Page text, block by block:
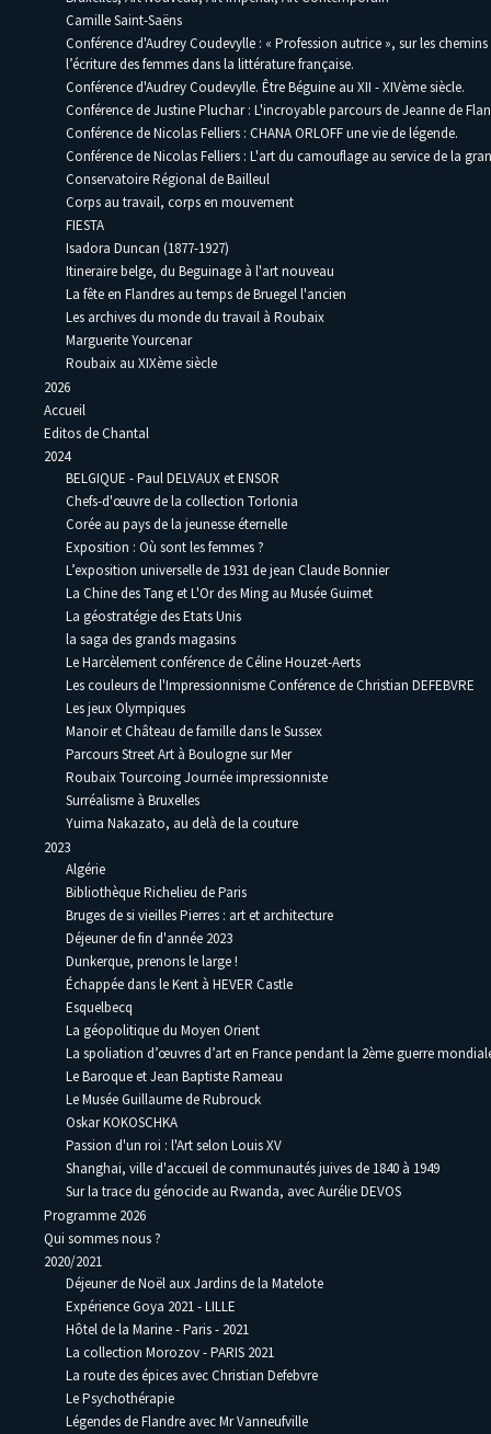
Camille Saint-Saëns
Conférence d'Audrey Coudevylle : « Profession autrice », sur les
l’écriture des femmes dans la littérature française.
Conférence d'Audrey Coudevylle. Être Béguine au XII - XIVème siècle.
Conférence de Justine Pluchar : L'incroyable parcours de Jeanne de
Conférence de Nicolas Felliers : CHANA ORLOFF une vie de légende.
Conférence de Nicolas Felliers : L'art du camouflage au service de la
Conservatoire Régional de Bailleul
Corps au travail, corps en mouvement
FIESTA
Isadora Duncan (1877-1927)
Itineraire belge, du Beguinage à l'art nouveau
La fête en Flandres au temps de Bruegel l'ancien
Les archives du monde du travail à Roubaix
Marguerite Yourcenar
Roubaix au XIXème siècle
2026
Accueil
Editos de Chantal
2024
BELGIQUE - Paul DELVAUX et ENSOR
Chefs-d'œuvre de la collection Torlonia
Corée au pays de la jeunesse éternelle
Exposition : Où sont les femmes ?
L’exposition universelle de 1931 de jean Claude Bonnier
La Chine des Tang et L'Or des Ming au Musée Guimet
La géostratégie des Etats Unis
la saga des grands magasins
Le Harcèlement conférence de Céline Houzet-Aerts
Les couleurs de l'Impressionnisme Conférence de Christian DEFEBVRE
Les jeux Olympiques
Manoir et Château de famille dans le Sussex
Parcours Street Art à Boulogne sur Mer
Roubaix Tourcoing Journée impressionniste
Surréalisme à Bruxelles
Yuima Nakazato, au delà de la couture
2023
Algérie
Bibliothèque Richelieu de Paris
Bruges de si vieilles Pierres : art et architecture
Déjeuner de fin d'année 2023
Dunkerque, prenons le large !
Échappée dans le Kent à HEVER Castle
Esquelbecq
La géopolitique du Moyen Orient
La spoliation d’œuvres d’art en France pendant la 2ème guerre
Le Baroque et Jean Baptiste Rameau
Le Musée Guillaume de Rubrouck
Oskar KOKOSCHKA
Passion d'un roi : l'Art selon Louis XV
Shanghai, ville d'accueil de communautés juives de 1840 à 1949
Sur la trace du génocide au Rwanda, avec Aurélie DEVOS
Programme 2026
Qui sommes nous ?
2020/2021
Déjeuner de Noël aux Jardins de la Matelote
Expérience Goya 2021 - LILLE
Hôtel de la Marine - Paris - 2021
La collection Morozov - PARIS 2021
La route des épices avec Christian Defebvre
Le Psychothérapie
Légendes de Flandre avec Mr Vanneufville